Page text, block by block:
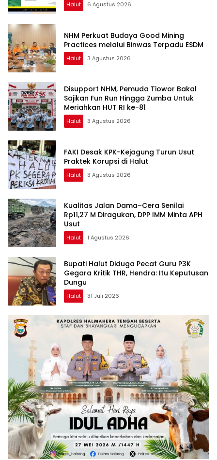
Halut 6 Agustus 2026
NHM Perkuat Budaya Good Mining
Practices melalui Binwas Terpadu ESDM
Halut 3 Agustus 2026
Disupport NHM, Pemuda Tiowor Bakal
Sajikan Fun Run Hingga Zumba Untuk
Meriahkan HUT RI ke-81
Halut 3 Agustus 2026
FAKI Desak KPK-Kejagung Turun Usut
Praktek Korupsi di Halut
Halut 3 Agustus 2026
Kualitas Jalan Dama–Cera Senilai
Rp11,27 M Diragukan, DPP IMM Minta APH
Usut
Halut 1 Agustus 2026
Bupati Halut Diduga Pecat Guru P3K
Gegara Kritik THR, Hendra: Itu Keputusan
Dungu
Halut 31 Juli 2026